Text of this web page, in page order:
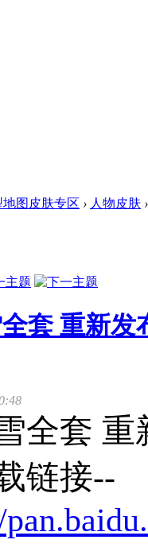
地图皮肤专区 › 人物皮肤 ›
套 重新发
全套
链接--